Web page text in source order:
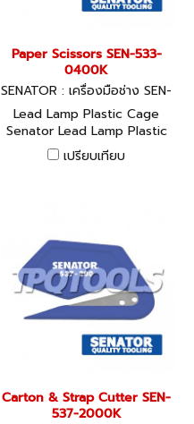
Paper Scissors SEN-533-
0400K
SENATOR : เครื่องมือช่าง SEN-
533-0400K
Lead Lamp Plastic Cage
Senator Lead Lamp Plastic
Cage
เปรียบเทียบ
Carton & Strap Cutter SEN-
537-2000K